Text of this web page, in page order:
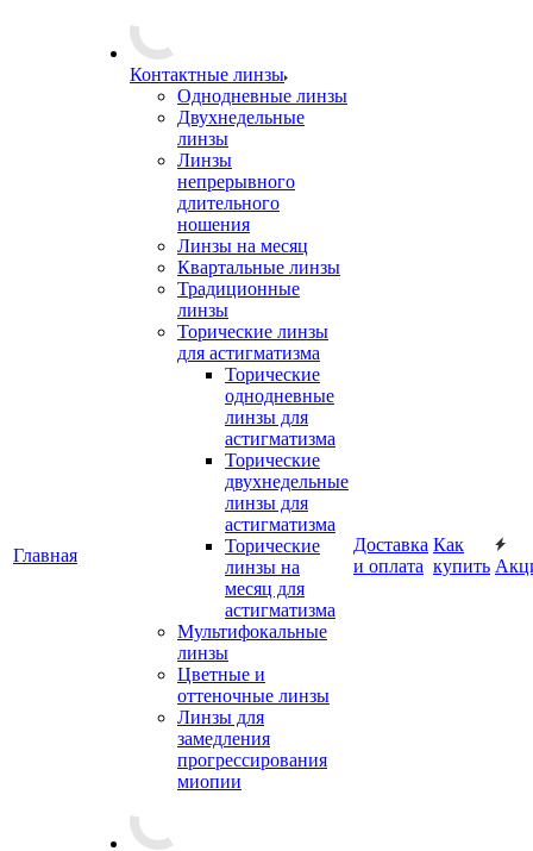
Главная
Контактные линзы
Однодневные линзы
Двухнедельные
линзы
Линзы
непрерывного
длительного
ношения
Линзы на месяц
Квартальные линзы
Традиционные
линзы
Торические линзы
для астигматизма
Торические
однодневные
линзы для
астигматизма
Торические
двухнедельные
линзы для
астигматизма
Торические
линзы на
месяц для
астигматизма
Мультифокальные
линзы
Цветные и
оттеночные линзы
Линзы для
замедления
прогрессирования
миопии
Доставка
и оплата
Как
купить